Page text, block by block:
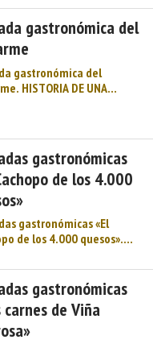
vuelven a retomar el
gastronómico en
del Campeonato de
gastronómica del
gastronómica del
HISTORIA DE UNA
un siglo, se celebra cada
en Oviedo, la muy
muy leal, invicta, heroica,
gastronómicas
de los 4.000
gastronómicas «El
de los 4.000 quesos».
Awards en Asturias llegan
gastronómicas “El
de los 4.000 Quesos”, que
este nombre en honor del
...
gastronómicas
carnes de Viña